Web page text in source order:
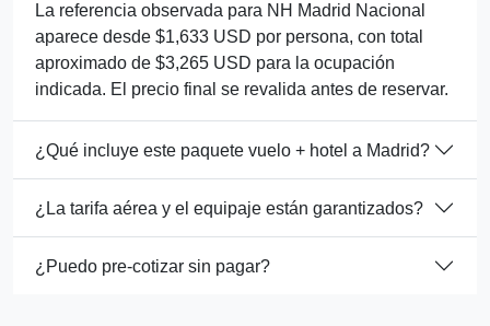
La referencia observada para NH Madrid Nacional
aparece desde $1,633 USD por persona, con total
aproximado de $3,265 USD para la ocupación
indicada. El precio final se revalida antes de reservar.
¿Qué incluye este paquete vuelo + hotel a Madrid?
¿La tarifa aérea y el equipaje están garantizados?
¿Puedo pre-cotizar sin pagar?